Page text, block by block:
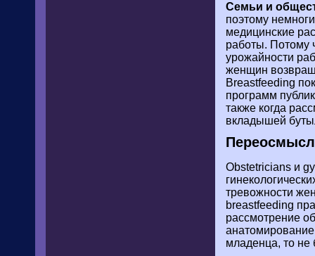
Семьи и
поэтому
медицинские
работы. Потому
урожайности
женщин
Breastfeeding
программ
также когда
вкладышей
Obstetricians и
тревожности
breastfeeding
рассмотрение
анатомирование
младенца, то не